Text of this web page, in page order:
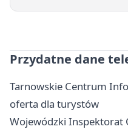
Przydatne dane
Tarnowskie Centrum
oferta dla turystów
Wojewódzki Inspektorat